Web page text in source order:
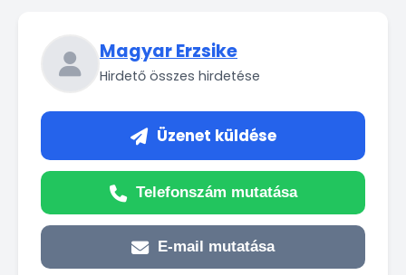
Magyar Erzsike
Hirdető összes hirdetése
Üzenet küldése
Telefonszám mutatása
E-mail mutatása